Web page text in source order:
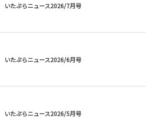
いたぷらニュース2026/7月号
いたぷらニュース2026/6月号
いたぷらニュース2026/5月号